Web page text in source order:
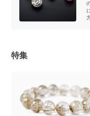
特集